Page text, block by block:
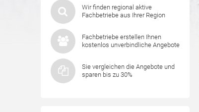
Wir finden regional aktive
Fachbetriebe aus Ihrer Region
Fachbetriebe erstellen Ihnen
kostenlos unverbindliche Angebote
Sie vergleichen die Angebote und
sparen bis zu 30%